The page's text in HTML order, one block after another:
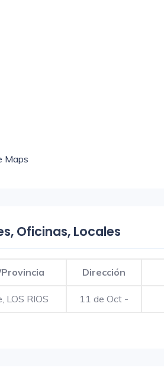
Maps
Oficinas, Locales
Dirección
LOS RIOS 11 de Oct -